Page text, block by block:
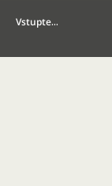
Vstupte…